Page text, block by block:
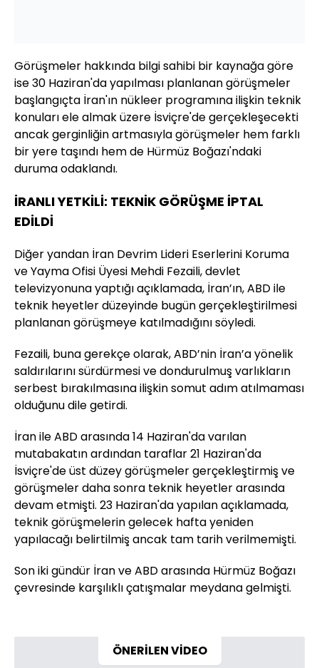
Görüşmeler hakkında bilgi sahibi bir kaynağa göre
ise 30 Haziran'da yapılması planlanan görüşmeler
başlangıçta İran'ın nükleer programına ilişkin teknik
konuları ele almak üzere İsviçre'de gerçekleşecekti
ancak gerginliğin artmasıyla görüşmeler hem farklı
bir yere taşındı hem de Hürmüz Boğazı'ndaki
duruma odaklandı.
​​​​​​​İRANLI YETKİLİ: TEKNİK GÖRÜŞME İPTAL
EDİLDİ
Diğer yandan İran Devrim Lideri Eserlerini Koruma
ve Yayma Ofisi Üyesi Mehdi Fezaili, devlet
televizyonuna yaptığı açıklamada, İran’ın, ABD ile
teknik heyetler düzeyinde bugün gerçekleştirilmesi
planlanan görüşmeye katılmadığını söyledi.
Fezaili, buna gerekçe olarak, ABD’nin İran’a yönelik
saldırılarını sürdürmesi ve dondurulmuş varlıkların
serbest bırakılmasına ilişkin somut adım atılmaması
olduğunu dile getirdi.
İran ile ABD arasında 14 Haziran'da varılan
mutabakatın ardından taraflar 21 Haziran'da
İsviçre'de üst düzey görüşmeler gerçekleştirmiş ve
görüşmeler daha sonra teknik heyetler arasında
devam etmişti. 23 Haziran'da yapılan açıklamada,
teknik görüşmelerin gelecek hafta yeniden
yapılacağı belirtilmiş ancak tam tarih verilmemişti.
Son iki gündür İran ve ABD arasında Hürmüz Boğazı
çevresinde karşılıklı çatışmalar meydana gelmişti.
ÖNERİLEN VİDEO